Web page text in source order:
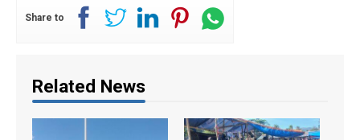
Share to
Related News